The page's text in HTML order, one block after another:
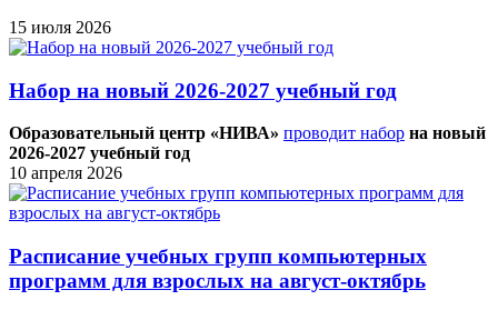
15 июля 2026
Набор на новый 2026-2027 учебный год
Образовательный центр «НИВА» проводит набор на новый
2026-2027 учебный год
10 апреля 2026
Расписание учебных групп компьютерных
программ для взрослых на август-октябрь